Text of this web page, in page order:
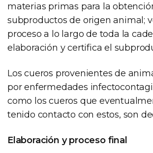
materias primas para la
subproductos de origen animal;
proceso a lo largo de toda la
elaboración y certifica el
Los cueros provenientes de
por enfermedades
como los cueros que
tenido contacto con estos, son
Elaboración y proceso final